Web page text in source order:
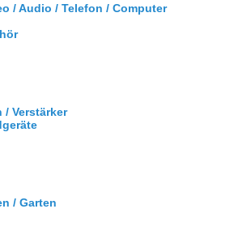
/ Audio / Telefon / Computer
/ Verstärker
/ Garten